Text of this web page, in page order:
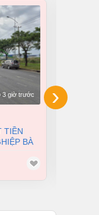
3 giờ trước
BÀ
›